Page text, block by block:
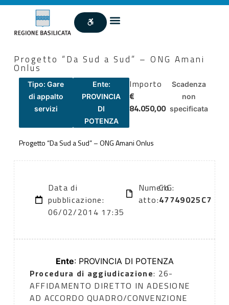
Progetto “Da Sud a Sud” – ONG Amani
Onlus
Tipo: Gare
di appalto
servizi
Ente:
PROVINCIA
DI
POTENZA
Importo
€
84.050,00
Scadenza
non
specificata
Progetto “Da Sud a Sud” – ONG Amani Onlus
Data di
pubblicazione:
06/02/2014 17:35
Numero
atto:
CIG:
47749025C7
Ente: PROVINCIA DI POTENZA
Procedura di aggiudicazione: 26-
AFFIDAMENTO DIRETTO IN ADESIONE
AD ACCORDO QUADRO/CONVENZIONE